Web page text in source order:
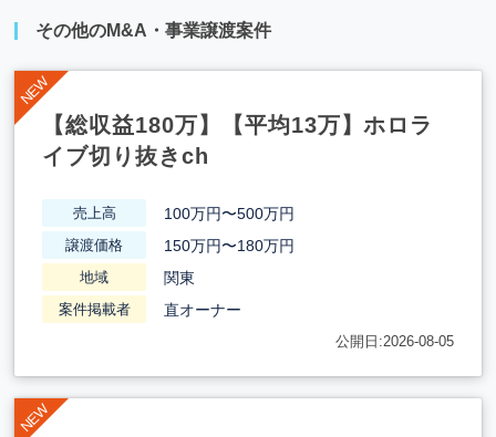
その他のM&A・事業譲渡案件
【総収益180万】【平均13万】ホロラ
イブ切り抜きch
売上高 100万円〜500万円
譲渡価格 150万円〜180万円
地域 関東
案件掲載者 直オーナー
公開日:2026-08-05